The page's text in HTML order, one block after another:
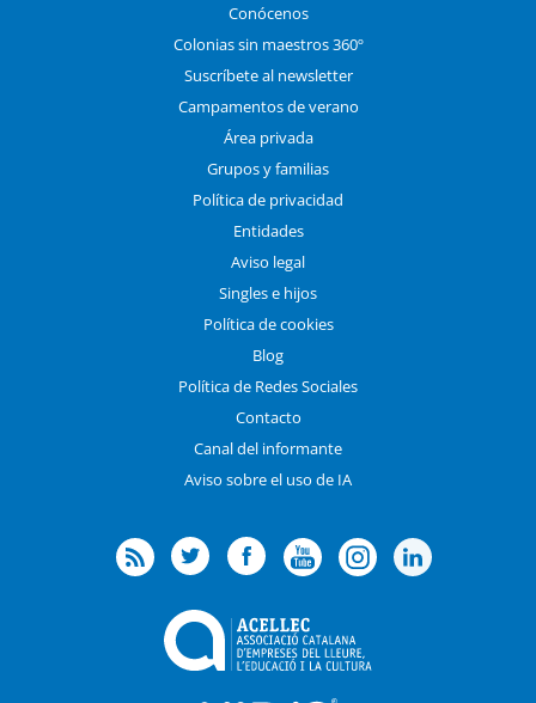
Conócenos
Colonias sin maestros 360º
Suscríbete al newsletter
Campamentos de verano
Área privada
Grupos y familias
Política de privacidad
Entidades
Aviso legal
Singles e hijos
Política de cookies
Blog
Política de Redes Sociales
Contacto
Canal del informante
Aviso sobre el uso de IA